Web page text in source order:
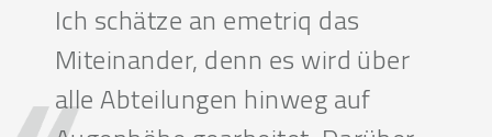
Ich schätze an emetriq das
Miteinander, denn es wird über
alle Abteilungen hinweg auf